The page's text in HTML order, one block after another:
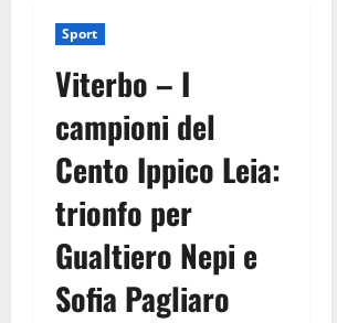
Sport
Viterbo – I
campioni del
Cento Ippico Leia:
trionfo per
Gualtiero Nepi e
Sofia Pagliaro